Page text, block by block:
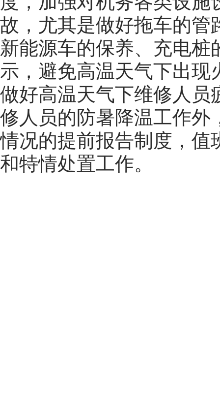
故，尤其是做好拖车的管
新能源车的保养、充电
示，避免高温天气下出现
做好高温天气下维修人员
修人员的防暑降温工作外
情况的提前报告制度，值
和特情处置工作。